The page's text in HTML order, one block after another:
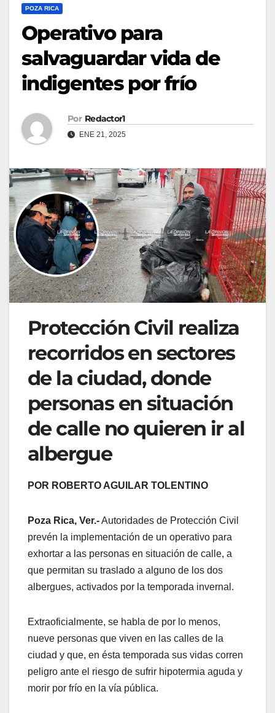
POZA RICA
Operativo para
salvaguardar vida de
indigentes por frío
Por Redactor1
ENE 21, 2025
Protección Civil realiza
recorridos en sectores
de la ciudad, donde
personas en situación
de calle no quieren ir al
albergue
POR ROBERTO AGUILAR TOLENTINO
Poza Rica, Ver.-Autoridades de Protección Civil
prevén la implementación de un operativo para
exhortar a las personas en situación de calle, a
que permitan su traslado a alguno de los dos
albergues, activados por la temporada invernal.
Extraoficialmente, se habla de por lo menos,
nueve personas que viven en las calles de la
ciudad y que, en ésta temporada sus vidas corren
peligro ante el riesgo de sufrir hipotermia aguda y
morir por frío en la vía pública.